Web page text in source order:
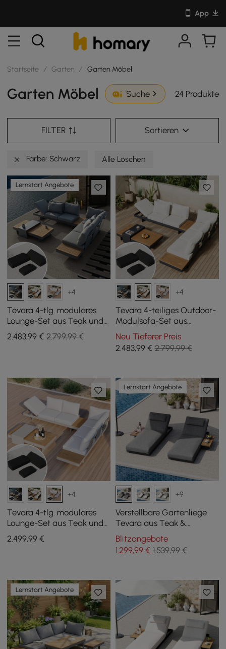
App
Startseite / Garten / Garten Möbel
Garten Möbel Suche 24 Produkte
FILTER Sortieren
Farbe: Schwarz Alle Löschen
Lernstart Angebote
+4
Tevara 4-tlg. modulares
Lounge-Set aus Teak und
Aluminium in Grau m/
schwarzer Schutzhülle, 6
2.483,99 € 2.799,99 €
+4
Tevara 4-teiliges Outdoor-
Modulsofa-Set aus
Teakholz & Aluminium für
6 Personen in Elfenbein mit
schwarzem Bezug
Neu Tieferer Preis
2.483,99€ 2.799,99 €
+4
Tevara 4-tlg. modulares
Lounge-Set aus Teak und
Aluminium in Weiß m/
schwarzer Schutzhülle, 6
2.499,99 €
Lernstart Angebote
+9
Verstellbare Gartenliege
Tevara aus Teak &
Aluminium in Grau, 2er Set
Blitzangebote
1.299,99€ 1.539,99 €
Lernstart Angebote